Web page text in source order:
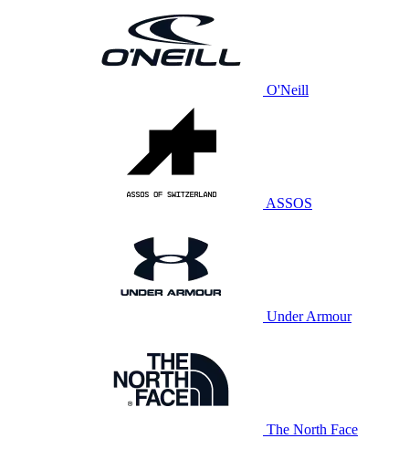
O'Neill
ASSOS
Under Armour
The North Face